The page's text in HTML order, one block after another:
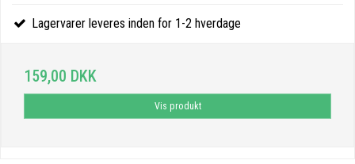
Lagervarer leveres inden for 1-2 hverdage
159,00 DKK
Vis produkt